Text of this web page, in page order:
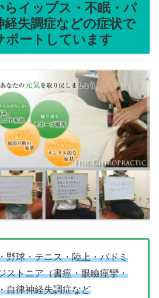
らイップス・不眠・パ
経失調症などの症状で
ポートしています
野球・テニス・陸上・バドミ
ストニア（書痙・眼瞼痙攣・
自律神経失調症など